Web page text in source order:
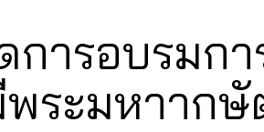
ารอบรมกา
ระมหาากษั